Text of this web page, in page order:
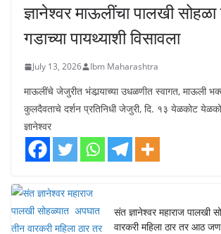
ज्ञानेश्वर माऊलींचा पालखी
गडाच्या पायथ्याशी विसावला
July 13, 2026 Ibm Maharashtra
माऊलींचे जेजुरीत भंडार्‍याच्या उधळणीत स्वागत, माऊली
कुलदैवताचे दर्शन प्रतिनिधी जेजुरी, दि. १३ येळकोट
ज्ञानेश्वर
संत ज्ञानेश्वर महाराज पालखी
वारकरी महिला ठार तर आठ